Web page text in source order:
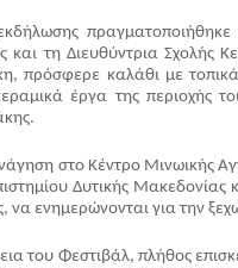
τη Διευθύντρια Σχολής
πρόσφερε καλάθι με
έργα της
στο Κέντρο Μινωικής
Δυτικής Μακεδονίας
να ενημερώνονται για την
του Φεστιβάλ, πλήθος